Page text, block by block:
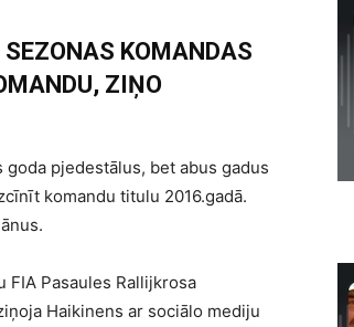
KOMANDAS
ZIŅO
pjedestālus, bet abus gadus
komandu titulu 2016.gadā.
FIA Pasaules Rallijkrosa
Haikinens ar sociālo mediju